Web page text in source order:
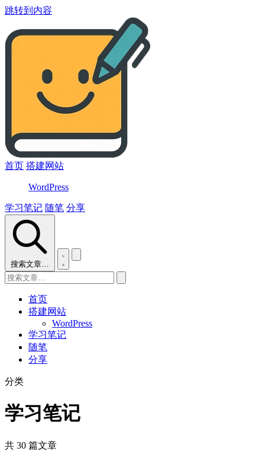
跳转到内容
首页 搭建网站
WordPress
学习笔记 随笔 分享
搜索文章…
首页
搭建网站
WordPress
学习笔记
随笔
分享
分类
学习笔记
共 30 篇文章